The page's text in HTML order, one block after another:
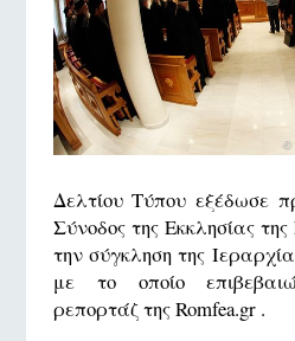
Δελτίου Τύπου εξέδωσε
Σύνοδος της Εκκλησίας
την σύγκληση της
με το οποίο
ρεπορτάζ της Romfea.gr .